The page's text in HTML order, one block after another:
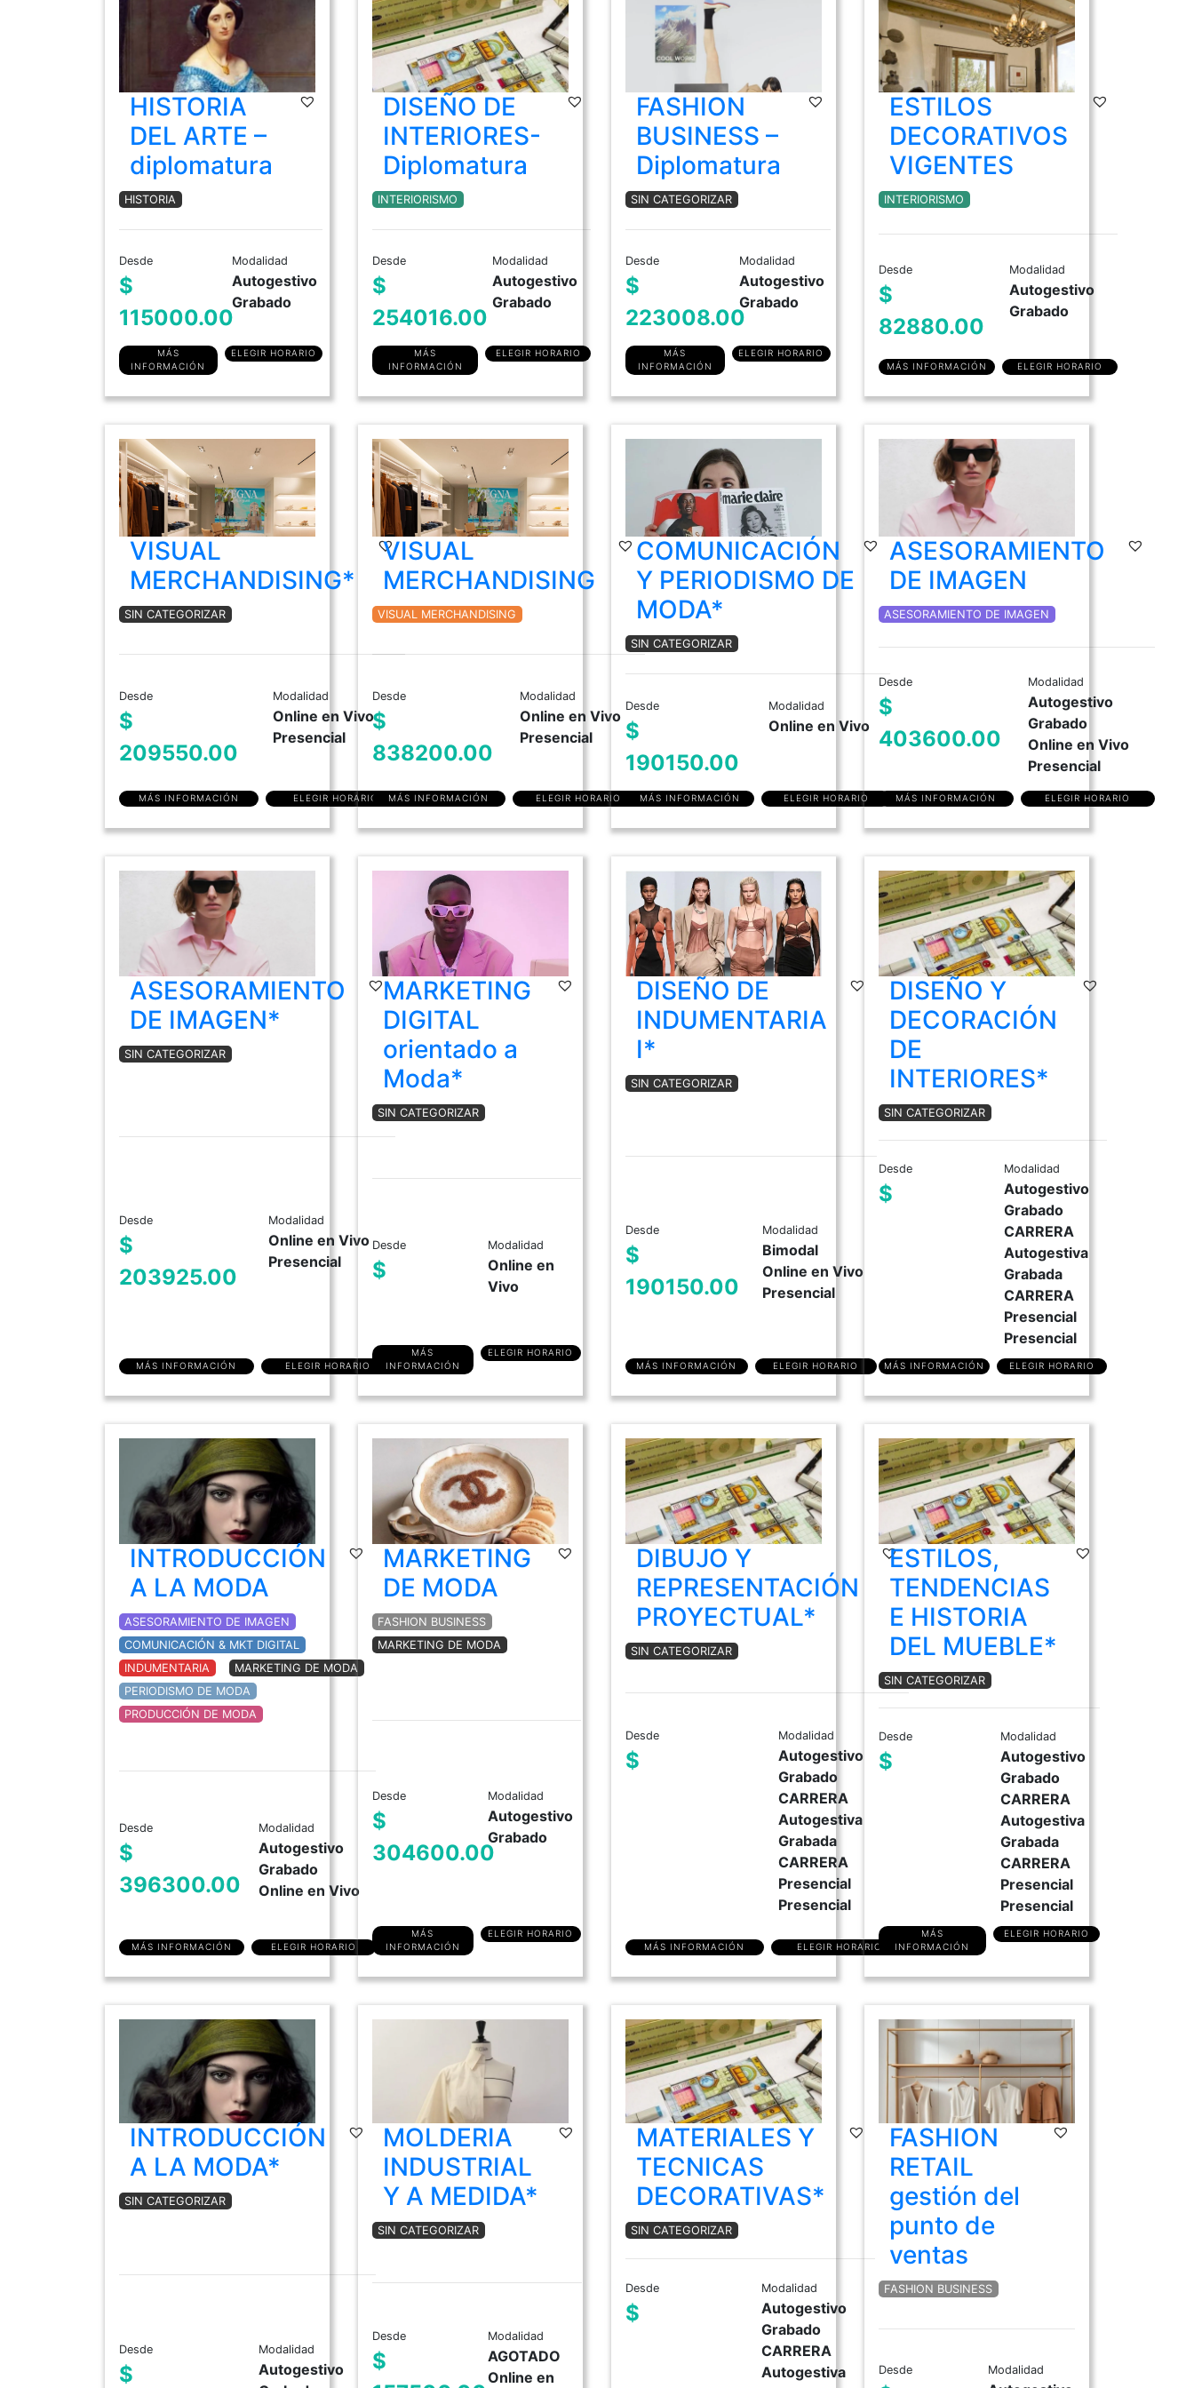
HISTORIA
DEL ARTE –
diplomatura
HISTORIA
Desde
$
115000.00
Modalidad
Autogestivo
Grabado
MÁS
INFORMACIÓN
ELEGIR HORARIO
DISEÑO DE
INTERIORES-
Diplomatura
INTERIORISMO
Desde
$
254016.00
Modalidad
Autogestivo
Grabado
MÁS
INFORMACIÓN
ELEGIR HORARIO
FASHION
BUSINESS –
Diplomatura
SIN CATEGORIZAR
Desde
$
223008.00
Modalidad
Autogestivo
Grabado
MÁS
INFORMACIÓN
ELEGIR HORARIO
ESTILOS
DECORATIVOS
VIGENTES
INTERIORISMO
Desde
$
82880.00
Modalidad
Autogestivo
Grabado
MÁS INFORMACIÓN ELEGIR HORARIO
VISUAL
MERCHANDISING*
SIN CATEGORIZAR
Desde
$
209550.00
Modalidad
Online en Vivo
Presencial
MÁS INFORMACIÓN ELEGIR HORARIO
VISUAL
MERCHANDISING
VISUAL MERCHANDISING
Desde
$
838200.00
Modalidad
Online en Vivo
Presencial
MÁS INFORMACIÓN ELEGIR HORARIO
COMUNICACIÓN
Y PERIODISMO DE
MODA*
SIN CATEGORIZAR
Desde
$
190150.00
Modalidad
Online en Vivo
MÁS INFORMACIÓN ELEGIR HORARIO
ASESORAMIENTO
DE IMAGEN
ASESORAMIENTO DE IMAGEN
Desde
$
403600.00
Modalidad
Autogestivo
Grabado
Online en Vivo
Presencial
MÁS INFORMACIÓN ELEGIR HORARIO
ASESORAMIENTO
DE IMAGEN*
SIN CATEGORIZAR
Desde
$
203925.00
Modalidad
Online en Vivo
Presencial
MÁS INFORMACIÓN ELEGIR HORARIO
MARKETING
DIGITAL
orientado a
Moda*
SIN CATEGORIZAR
Desde
$
Modalidad
Online en
Vivo
MÁS
INFORMACIÓN
ELEGIR HORARIO
DISEÑO DE
INDUMENTARIA
I*
SIN CATEGORIZAR
Desde
$
190150.00
Modalidad
Bimodal
Online en Vivo
Presencial
MÁS INFORMACIÓN ELEGIR HORARIO
DISEÑO Y
DECORACIÓN
DE
INTERIORES*
SIN CATEGORIZAR
Desde
$
Modalidad
Autogestivo
Grabado
CARRERA
Autogestiva
Grabada
CARRERA
Presencial
Presencial
MÁS INFORMACIÓN ELEGIR HORARIO
INTRODUCCIÓN
A LA MODA
ASESORAMIENTO DE IMAGEN
COMUNICACIÓN & MKT DIGITAL
INDUMENTARIA
MARKETING DE MODA
PERIODISMO DE MODA
PRODUCCIÓN DE MODA
Desde
$
396300.00
Modalidad
Autogestivo
Grabado
Online en Vivo
MÁS INFORMACIÓN ELEGIR HORARIO
MARKETING
DE MODA
FASHION BUSINESS
MARKETING DE MODA
Desde
$
304600.00
Modalidad
Autogestivo
Grabado
MÁS
INFORMACIÓN
ELEGIR HORARIO
DIBUJO Y
REPRESENTACIÓN
PROYECTUAL*
SIN CATEGORIZAR
Desde
$
Modalidad
Autogestivo
Grabado
CARRERA
Autogestiva
Grabada
CARRERA
Presencial
Presencial
MÁS INFORMACIÓN ELEGIR HORARIO
ESTILOS,
TENDENCIAS
E HISTORIA
DEL MUEBLE*
SIN CATEGORIZAR
Desde
$
Modalidad
Autogestivo
Grabado
CARRERA
Autogestiva
Grabada
CARRERA
Presencial
Presencial
MÁS
INFORMACIÓN
ELEGIR HORARIO
INTRODUCCIÓN
A LA MODA*
SIN CATEGORIZAR
Desde
$
Modalidad
Autogestivo
MOLDERIA
INDUSTRIAL
Y A MEDIDA*
SIN CATEGORIZAR
Desde
$
Modalidad
AGOTADO
Online en
MATERIALES Y
TECNICAS
DECORATIVAS*
SIN CATEGORIZAR
Desde
$
Modalidad
Autogestivo
Grabado
CARRERA
Autogestiva
FASHION
RETAIL
gestión del
punto de
ventas
FASHION BUSINESS
Desde Modalidad